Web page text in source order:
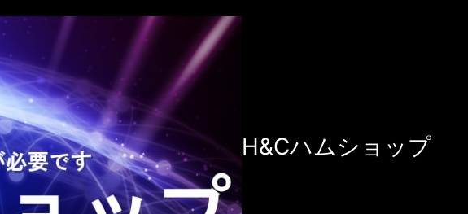
H&Cハムショップ